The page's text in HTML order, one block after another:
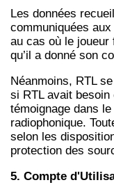
Les données
communiquées
au cas où le
qu’il a donné son
Néanmoins, RTL
si RTL avait
témoignage dans
radiophonique.
selon les
protection des
5. Compte